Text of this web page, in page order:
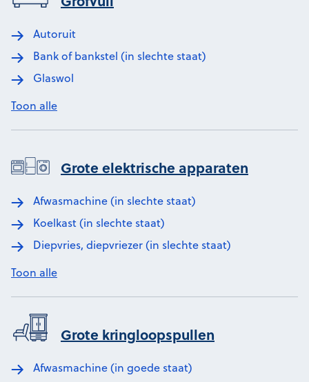
Autoruit
Bank of bankstel (in slechte staat)
Glaswol
Toon alle
Grote elektrische apparaten
Afwasmachine (in slechte staat)
Koelkast (in slechte staat)
Diepvries, diepvriezer (in slechte staat)
Toon alle
Grote kringloopspullen
Afwasmachine (in goede staat)